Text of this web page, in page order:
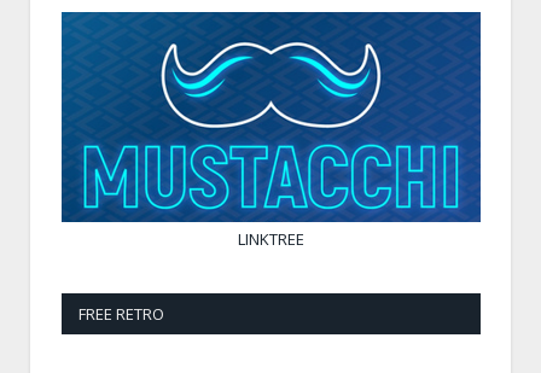
LINKTREE
FREE RETRO